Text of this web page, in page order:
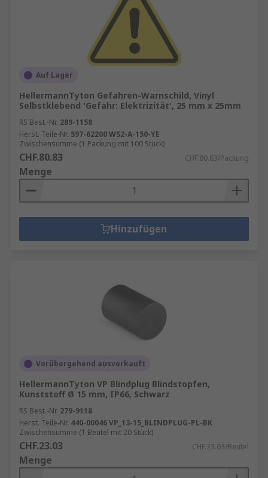
Auf Lager
HellermannTyton Gefahren-Warnschild, Vinyl
Selbstklebend 'Gefahr: Elektrizität', 25 mm x 25mm
RS Best.-Nr. 289-1158
Herst. Teile-Nr. 597-62200 WS2-A-150-YE
Zwischensumme (1 Packung mit 100 Stück)
CHF.80.83 CHF.80.83/Packung
Menge
Hinzufügen
Vorübergehend ausverkauft
HellermannTyton VP Blindplug Blindstopfen,
Kunststoff Ø 15 mm, IP66, Schwarz
RS Best.-Nr. 279-9118
Herst. Teile-Nr. 440-00046 VP_13-15_BLINDPLUG-PL-BK
Zwischensumme (1 Beutel mit 20 Stück)
CHF.23.03 CHF.23.03/Beutel
Menge